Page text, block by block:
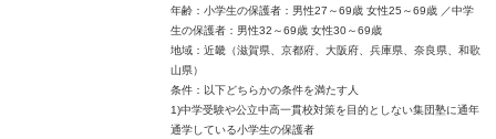
年齢：小学生の保護者：男性27～69歳 女性25～69歳 ／中学
生の保護者：男性32～69歳 女性30～69歳
地域：近畿（滋賀県、京都府、大阪府、兵庫県、奈良県、和歌
山県）
条件：以下どちらかの条件を満たす人
1)中学受験や公立中高一貫校対策を目的としない集団塾に通年
通学している小学生の保護者